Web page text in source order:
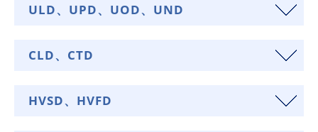
ULD、UPD、UOD、UND
CLD、CTD
HVSD、HVFD